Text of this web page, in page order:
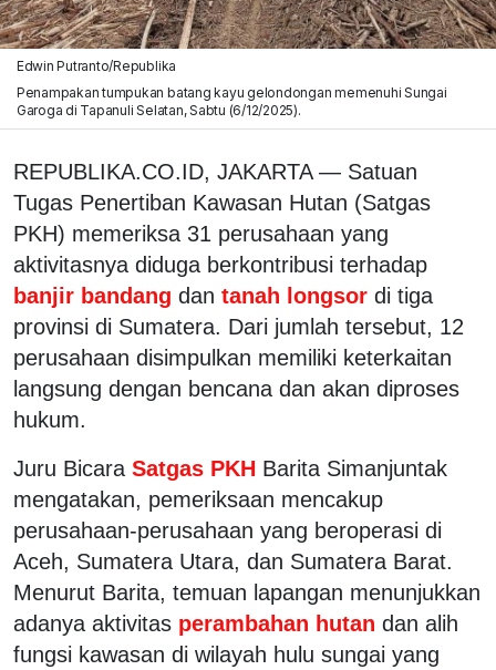
Edwin Putranto/Republika
Penampakan tumpukan batang kayu gelondongan memenuhi Sungai
Garoga di Tapanuli Selatan, Sabtu (6/12/2025).
REPUBLIKA.CO.ID, JAKARTA — Satuan
Tugas Penertiban Kawasan Hutan (Satgas
PKH) memeriksa 31 perusahaan yang
aktivitasnya diduga berkontribusi terhadap
banjir bandang dan tanah longsor di tiga
provinsi di Sumatera. Dari jumlah tersebut, 12
perusahaan disimpulkan memiliki keterkaitan
langsung dengan bencana dan akan diproses
hukum.
Juru Bicara Satgas PKH Barita Simanjuntak
mengatakan, pemeriksaan mencakup
perusahaan-perusahaan yang beroperasi di
Aceh, Sumatera Utara, dan Sumatera Barat.
Menurut Barita, temuan lapangan menunjukkan
adanya aktivitas perambahan hutan dan alih
fungsi kawasan di wilayah hulu sungai yang